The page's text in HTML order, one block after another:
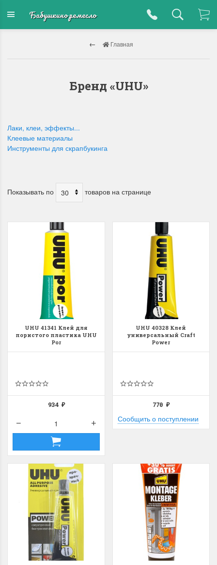
Бабушкино ремесло
Главная
Бренд «UHU»
Лаки, клеи, эффекты...
Клеевые материалы
Инструменты для скрапбукинга
Показывать по товаров на странице
UHU 41341 Клей для
пористого пластика UHU
Por
934 ₽
UHU 40328 Клей
универсальный Craft
Power
770₽
Сообщить о поступлении